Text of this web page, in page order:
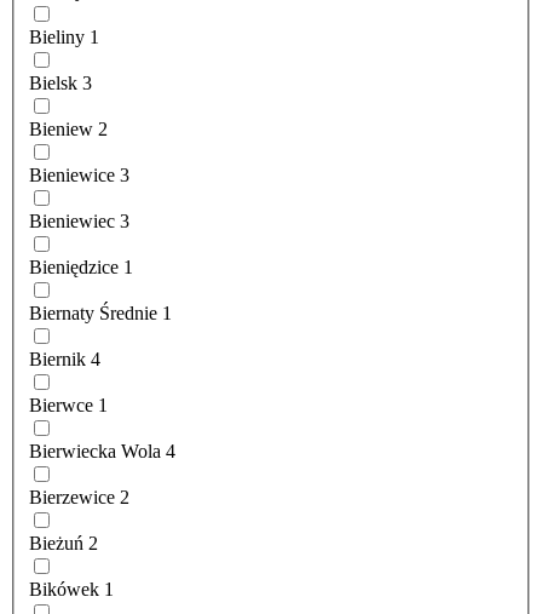
Bieliny 1
Bielsk 3
Bieniew 2
Bieniewice 3
Bieniewiec 3
Bieniędzice 1
Biernaty Średnie 1
Biernik 4
Bierwce 1
Bierwiecka Wola 4
Bierzewice 2
Bieżuń 2
Bikówek 1